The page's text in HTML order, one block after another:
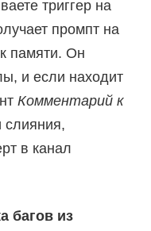
триггер на
промпт на
памяти. Он
и если находит
Комментарий к
слияния,
в канал
багов из